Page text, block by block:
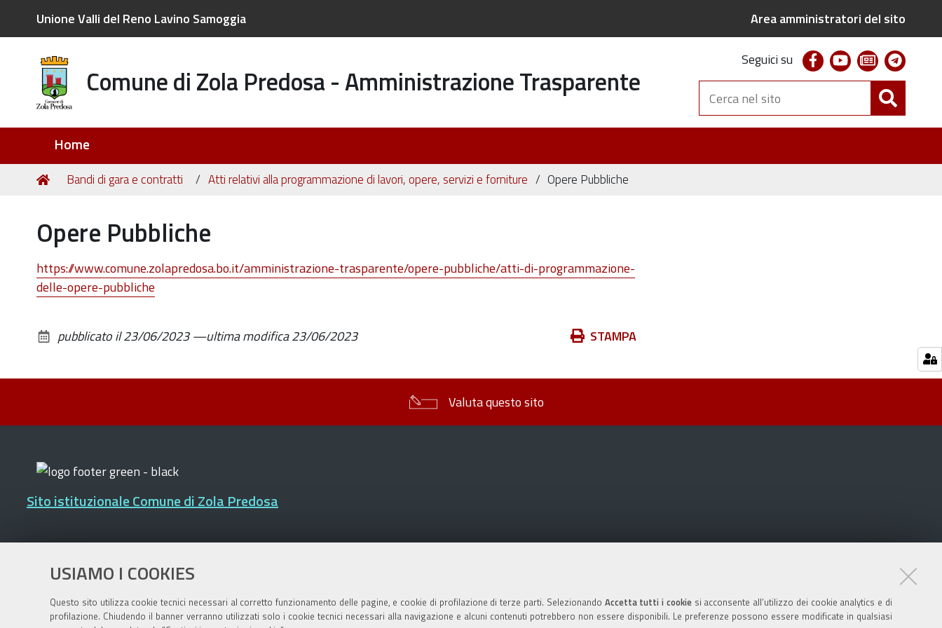
USIAMO I COOKIES
Questo sito utilizza cookie tecnici necessari al corretto funzionamento delle pagine, e cookie di profilazione di terze parti. Selezionando Accetta tutti i cookiesi acconsente all’utilizzo dei cookie analytics e di
profilazione. Chiudendo il banner verranno utilizzati solo i cookie tecnici necessari alla navigazione e alcuni contenuti potrebbero non essere disponibili. Le preferenze possono essere modificate in qualsiasi
Unione Valli del Reno Lavino Samoggia Area amministratori del sito
Comune di Zola Predosa - Amministrazione Trasparente
Seguici su facebookyoutubenewsletter
Cerca
nel
sito
Home
Tu
Home
Bandi di gara e contratti Atti relativi alla programmazione di lavori, opere, servizi e forniture Opere Pubbliche
Opere Pubbliche
https://www.comune.zolapredosa.bo.it/amministrazione-trasparente/opere-pubbliche/atti-di-programmazione-
delle-opere-pubbliche
Azioni STAMPA
pubblicato il23/06/2023—ultima modifica23/06/2023
Valuta questo sito
Sito istituzionale Comune di Zola Predosa
Privacy policy| DPO|Accessibilità